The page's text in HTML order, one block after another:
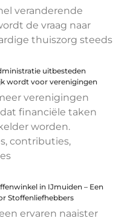
veranderende
de vraag naar
thuiszorg steeds
uitbesteden
wordt voor verenigingen
verenigingen
financiële taken
worden.
contributies,
in IJmuiden – Een
Stoffenliefhebbers
ervaren naaister